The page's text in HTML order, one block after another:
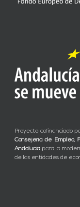
Proyecto cofinanciado
Consejería de Empleo,
Andalucía para la
de las entidades de